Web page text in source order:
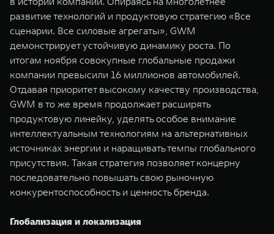
развитие технологий и продуктовую стратегию «Все
сценарии. Все силовые агрегаты», GWM
демонстрирует устойчивую динамику роста. По
итогам ноября совокупные глобальные продажи
компании превысили 16 миллионов автомобилей.
Отдавая приоритет высокому качеству производства,
GWM в то же время продолжает расширять
продуктовую линейку, уделять особое внимание
интеллектуальным технологиям на альтернативных
источниках энергии и наращивать темпы глобального
присутствия. Такая стратегия позволяет концерну
последовательно повышать свою рыночную
конкурентоспособность и ценность бренда.
Глобализация и локализация